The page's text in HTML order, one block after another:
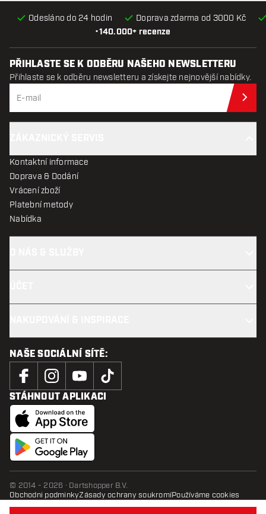
•140.000+ recenze
Odesláno do 24 hodin Doprava zdarma od 3000 Kč
PŘIHLASTE SE K ODBĚRU NAŠEHO NEWSLETTERU
Přihlaste se k odběru newsletteru a získejte nejnovější nabídky.
Kontaktní informace
Doprava & Dodání
Vrácení zboží
Platební metody
Nabídka
NAŠE SOCIÁLNÍ SÍTĚ:
STÁHNOUT APLIKACI
© 2014 - 2026 · Dartshopper B.V.
Obchodni podminkyZásady ochrany soukromíPoužíváme cookies